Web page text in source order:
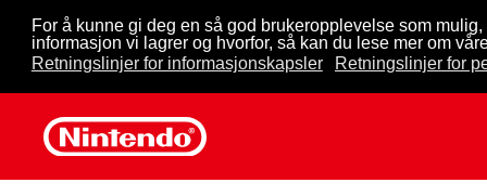
For å kunne gi deg en så god brukeropplevelse som
informasjon vi lagrer og hvorfor, så kan du lese mer om
Retningslinjer for informasjonskapsler
Retningslinjer for
Skip to main content